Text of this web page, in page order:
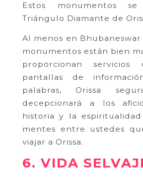
Estos monumentos
Triángulo Diamante de
Al menos en Bhubaneswar
monumentos están bien
proporcionan
pantallas de
palabras, Orissa
decepcionará a los
historia y la
mentes entre ustedes
viajar a Orissa.
6. VIDA